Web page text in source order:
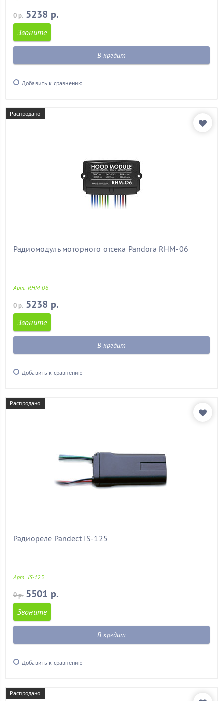
0 р. 5238 р.
Звоните
В кредит
Добавить к сравнению
Распродано
Радиомодуль моторного отсека Pandora RHM-06
Арт. RHM-06
0 р. 5238 р.
Звоните
В кредит
Добавить к сравнению
Распродано
Радиореле Pandect IS-125
Арт. IS-125
0 р. 5501 р.
Звоните
В кредит
Добавить к сравнению
Распродано